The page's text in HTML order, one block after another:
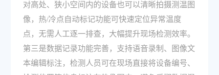
对高处、狭小空间内的设备也可以清晰拍摄测温图
像，热/冷点自动标记功能可快速定位异常温度
点，无需人工逐一排查，大幅提升现场检测效率。
第三是数据记录功能完善，支持语音录制、图像文
本编辑标注，检测人员可在现场直接将设备编号、